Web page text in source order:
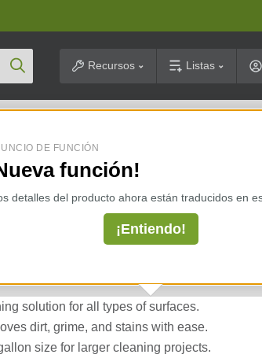
Product SearchRecursos Listas
arancelarias ⇢
Klean - 2010 All
solution for all types of surfaces.
dirt, grime, and stains with ease.
size for larger cleaning projects.
DE FUNCIÓN
función!
detalles del producto ahora están traducidos en
¡Entiendo!